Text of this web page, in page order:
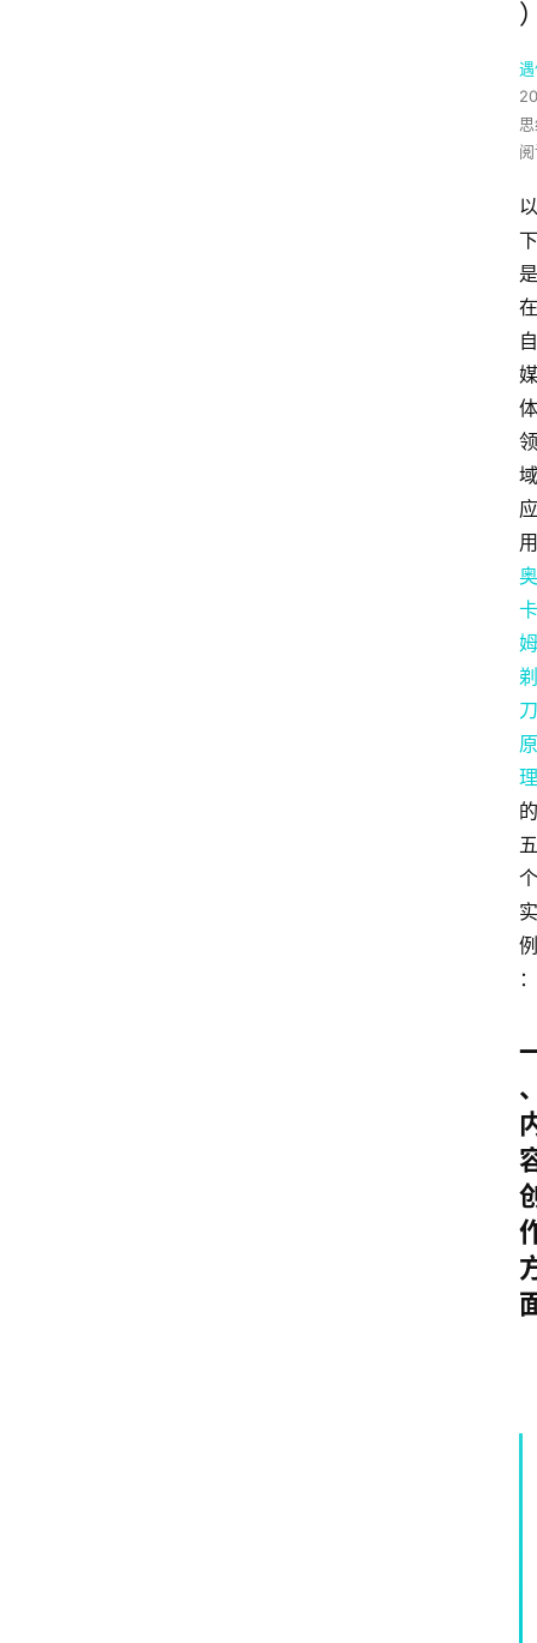
以
下
是
在
自
媒
体
领
域
应
用
奥
卡
姆
剃
刀
原
理
的
五
个
实
例
：